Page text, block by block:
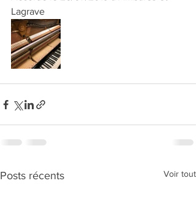
Lagrave
Posts récents Voir tout